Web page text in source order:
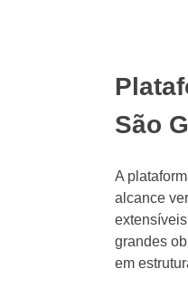
São
A
alcance
grandes
em